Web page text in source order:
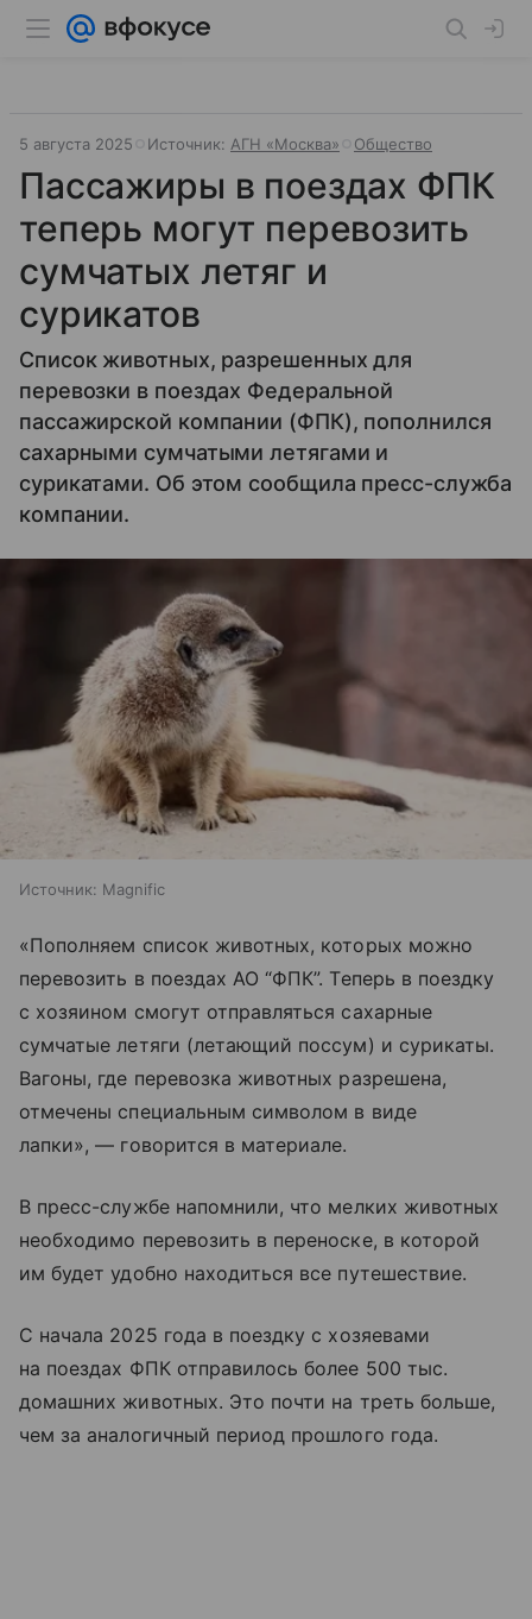
5 августа 2025 Источник: АГН «Москва» Общество
Пассажиры в поездах ФПК
теперь могут перевозить
сумчатых летяг и
сурикатов
Список животных, разрешенных для
перевозки в поездах Федеральной
пассажирской компании (ФПК), пополнился
сахарными сумчатыми летягами и
сурикатами. Об этом сообщила пресс-служба
компании.
Источник: Magnific
«Пополняем список животных, которых можно
перевозить в поездах АО “ФПК”. Теперь в поездку
с хозяином смогут отправляться сахарные
сумчатые летяги (летающий поссум) и сурикаты.
Вагоны, где перевозка животных разрешена,
отмечены специальным символом в виде
лапки», — говорится в материале.
В пресс-службе напомнили, что мелких животных
необходимо перевозить в переноске, в которой
им будет удобно находиться все путешествие.
С начала 2025 года в поездку с хозяевами
на поездах ФПК отправилось более 500 тыс.
домашних животных. Это почти на треть больше,
чем за аналогичный период прошлого года.